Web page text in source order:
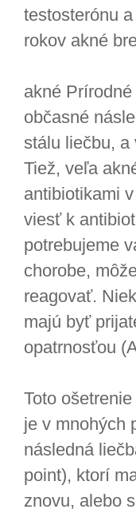
testosterónu
rokov akné
akné
občasné
stálu liečbu, a
Tiež, veľa
antibiotikami
viesť k
potrebujeme
chorobe,
reagovať.
majú byť
opatrnosťou
Toto
je v mnohých
následná
point), ktorí
znovu, alebo